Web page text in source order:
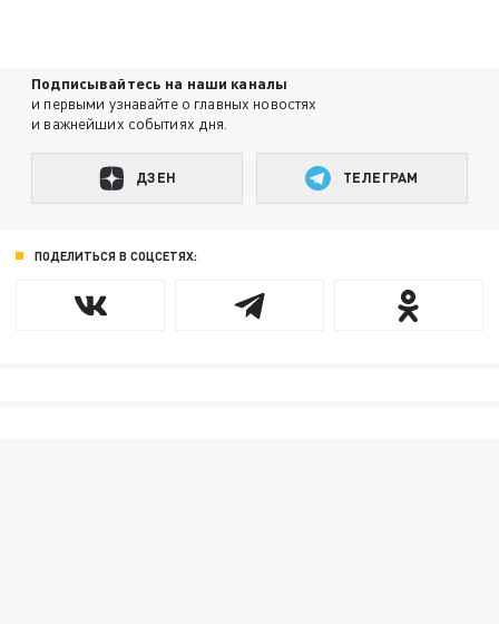
Подписывайтесь на наши каналы
и первыми узнавайте о главных новостях
и важнейших событиях дня.
ДЗЕН ТЕЛЕГРАМ
ПОДЕЛИТЬСЯ В СОЦСЕТЯХ: